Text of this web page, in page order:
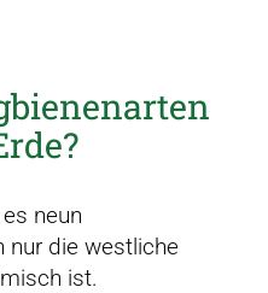
neun
nur die westliche
ist.